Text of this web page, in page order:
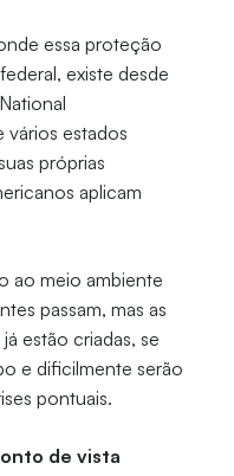
essa proteção
existe desde
estados
próprias
aplicam
ao meio ambiente
passam, mas as
estão criadas, se
e dificilmente serão
pontuais.
de vista